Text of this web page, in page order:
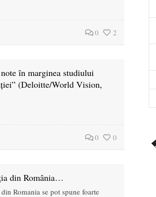
0 2
în marginea studiului
(Deloitte/World Vision,
0 0
din România…
Romania se pot spune foarte